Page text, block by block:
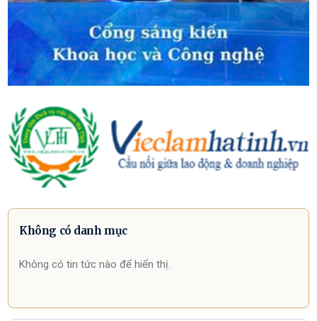
Không có danh mục
Không có tin tức nào để hiển thị.